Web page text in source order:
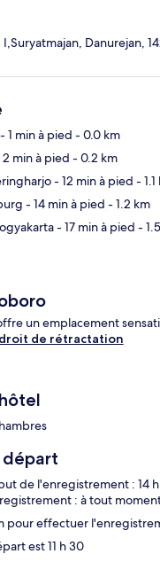
Danurejan,
- 1 min à pied - 0.0 km
min à pied - 0.2 km
- 12 min à pied -
- 14 min à pied - 1.2 km
- 17 min à pied -
un emplacement
de rétractation
de l'enregistrement : 14
: à tout
pour effectuer
est 11 h 30